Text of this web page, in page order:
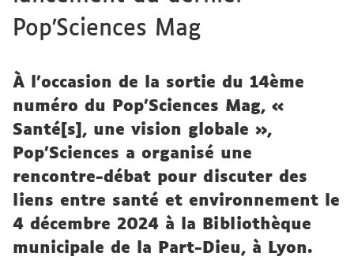
et mondes
Pop'Sciences Mag
À l’occasion de la sortie du 14ème
numéro du Pop’Sciences Mag, «
Santé[s], une vision globale »,
Pop’Sciences a organisé une
rencontre-débat pour discuter des
liens entre santé et environnement le
4 décembre 2024 à la Bibliothèque
municipale de la Part-Dieu, à Lyon.